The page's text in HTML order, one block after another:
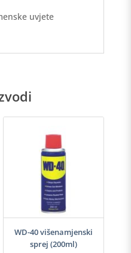
uvjete
WD-40 višenamjenski
sprej (200ml)